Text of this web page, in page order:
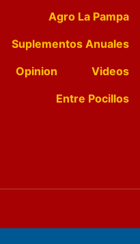
Agro La Pampa
Suplementos Anuales
Opinion
Videos
Entre Pocillos